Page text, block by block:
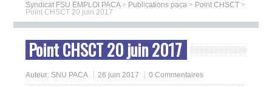
Syndicat FSU EMPLOI PACA> Publications paca > Point CHSCT >
Point CHSCT 20 juin 2017
Point CHSCT 20 juin 2017
Auteur: SNU PACA 26 juin 2017 0 Commentaires